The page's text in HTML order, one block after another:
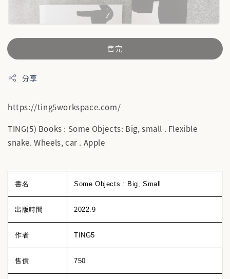
售完
分享
https://ting5workspace.com/
TING(5) Books : Some Objects: Big, small . Flexible
snake. Wheels, car . Apple
書名 Some Objects : Big, Small
出版時間 2022.9
作者 TING5
售價 750